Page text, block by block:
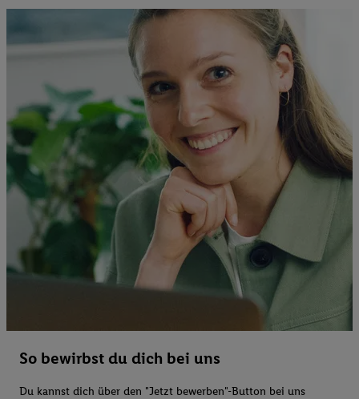
So bewirbst du dich bei uns
Du kannst dich über den "Jetzt bewerben"-Button bei uns